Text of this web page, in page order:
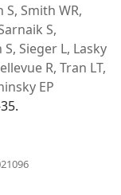
S, Smith WR,
S,
Sieger L, Lasky
R, Tran LT,
EP